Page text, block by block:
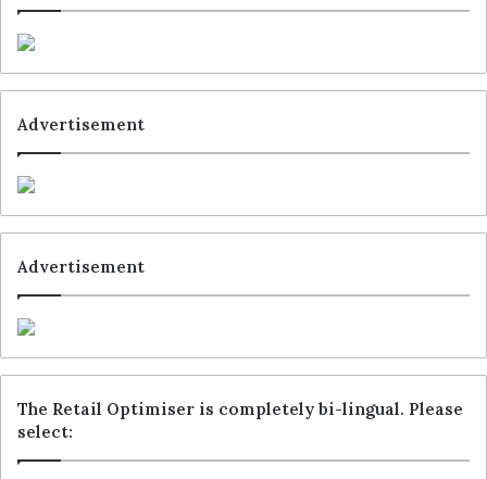
Advertisement
Advertisement
The Retail Optimiser is completely bi-lingual. Please
select: